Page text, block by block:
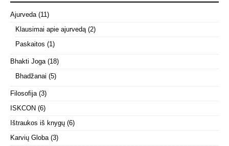
Ajurveda(11)
Klausimai apie ajurvedą(2)
Paskaitos (1)
Bhakti Joga(18)
Bhadžanai (5)
Filosofija(3)
ISKCON (6)
Ištraukos iš knygų (6)
Karvių Globa(3)